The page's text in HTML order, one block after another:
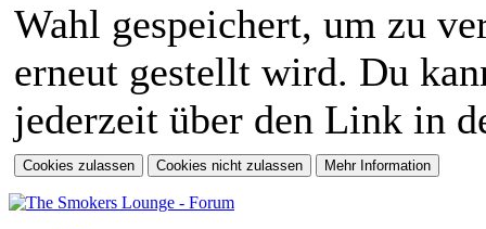
Wahl gespeichert, um zu
erneut gestellt wird. Du
jederzeit über den Link in